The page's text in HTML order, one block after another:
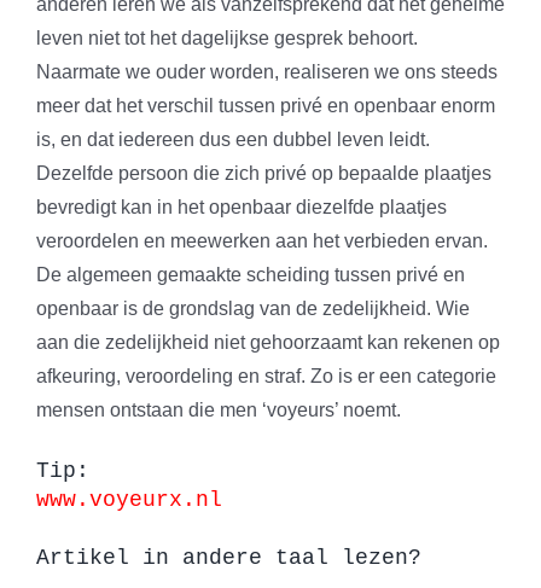
anderen leren we als vanzelfsprekend dat het geheime
leven niet tot het dagelijkse gesprek behoort.
Naarmate we ouder worden, realiseren we ons steeds
meer dat het verschil tussen privé en openbaar enorm
is, en dat iedereen dus een dubbel leven leidt.
Dezelfde persoon die zich privé op bepaalde plaatjes
bevredigt kan in het openbaar diezelfde plaatjes
veroordelen en meewerken aan het verbieden ervan.
De algemeen gemaakte scheiding tussen privé en
openbaar is de grondslag van de zedelijkheid. Wie
aan die zedelijkheid niet gehoorzaamt kan rekenen op
afkeuring, veroordeling en straf. Zo is er een categorie
mensen ontstaan die men ‘voyeurs’ noemt.
Tip:
www.voyeurx.nl
Artikel in andere taal lezen?